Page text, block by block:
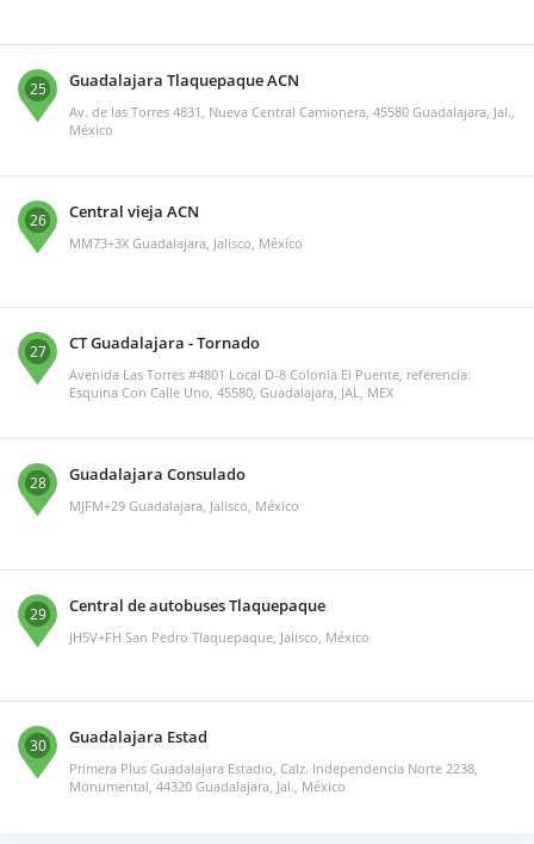
25 Guadalajara Tlaquepaque ACN
Av. de las Torres 4831, Nueva Central Camionera, 45580 Guadalajara, Jal.,
México
26 Central vieja ACN
MM73+3X Guadalajara, Jalisco, México
27 CT Guadalajara - Tornado
Avenida Las Torres #4801 Local D-8 Colonia El Puente, referencia:
Esquina Con Calle Uno, 45580, Guadalajara, JAL, MEX
28 Guadalajara Consulado
MJFM+29 Guadalajara, Jalisco, México
29 Central de autobuses Tlaquepaque
JH5V+FH San Pedro Tlaquepaque, Jalisco, México
30 Guadalajara Estad
Primera Plus Guadalajara Estadio, Calz. Independencia Norte 2238,
Monumental, 44320 Guadalajara, Jal., México